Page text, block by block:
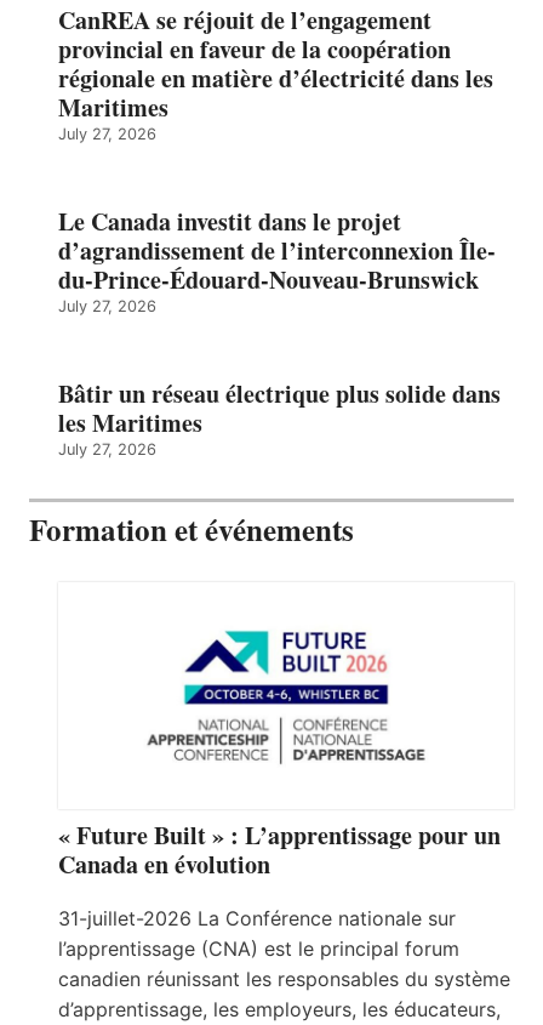
CanREA se réjouit de l’engagement
provincial en faveur de la coopération
régionale en matière d’électricité dans les
Maritimes
July 27, 2026
Le Canada investit dans le projet
d’agrandissement de l’interconnexion Île-
du-Prince-Édouard-Nouveau-Brunswick
July 27, 2026
Bâtir un réseau électrique plus solide dans
les Maritimes
July 27, 2026
Formation et événements
« Future Built » : L’apprentissage pour un
Canada en évolution
31-juillet-2026 La Conférence nationale sur
l’apprentissage (CNA) est le principal forum
canadien réunissant les responsables du système
d’apprentissage, les employeurs, les éducateurs,